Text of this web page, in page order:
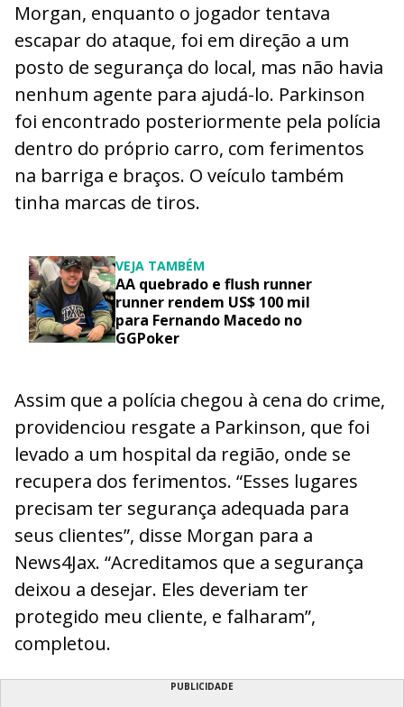
Morgan, enquanto o jogador tentava
escapar do ataque, foi em direção a um
posto de segurança do local, mas não havia
nenhum agente para ajudá-lo. Parkinson
foi encontrado posteriormente pela polícia
dentro do próprio carro, com ferimentos
na barriga e braços. O veículo também
tinha marcas de tiros.
VEJA TAMBÉM
AA quebrado e flush runner
runner rendem US$ 100 mil
para Fernando Macedo no
GGPoker
Assim que a polícia chegou à cena do crime,
providenciou resgate a Parkinson, que foi
levado a um hospital da região, onde se
recupera dos ferimentos. “Esses lugares
precisam ter segurança adequada para
seus clientes”, disse Morgan para a
News4Jax. “Acreditamos que a segurança
deixou a desejar. Eles deveriam ter
protegido meu cliente, e falharam”,
completou.
PUBLICIDADE